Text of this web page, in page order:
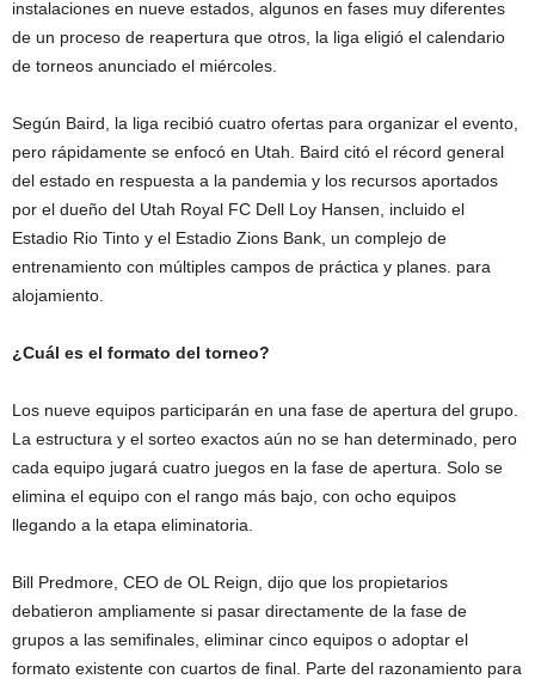
instalaciones en nueve estados, algunos en fases muy diferentes
de un proceso de reapertura que otros, la liga eligió el calendario
de torneos anunciado el miércoles.
Según Baird, la liga recibió cuatro ofertas para organizar el evento,
pero rápidamente se enfocó en Utah. Baird citó el récord general
del estado en respuesta a la pandemia y los recursos aportados
por el dueño del Utah Royal FC Dell Loy Hansen, incluido el
Estadio Rio Tinto y el Estadio Zions Bank, un complejo de
entrenamiento con múltiples campos de práctica y planes. para
alojamiento.
¿Cuál es el formato del torneo?
Los nueve equipos participarán en una fase de apertura del grupo.
La estructura y el sorteo exactos aún no se han determinado, pero
cada equipo jugará cuatro juegos en la fase de apertura. Solo se
elimina el equipo con el rango más bajo, con ocho equipos
llegando a la etapa eliminatoria.
Bill Predmore, CEO de OL Reign, dijo que los propietarios
debatieron ampliamente si pasar directamente de la fase de
grupos a las semifinales, eliminar cinco equipos o adoptar el
formato existente con cuartos de final. Parte del razonamiento para